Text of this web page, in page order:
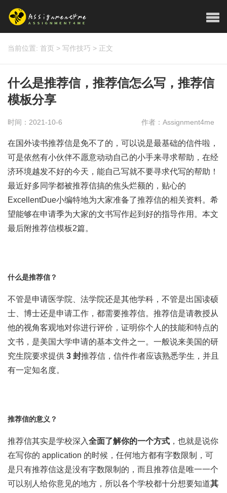
当前位置: 首页 > 写作技巧 > 正文
什么是推荐信，推荐信怎么写，推荐信
模板分享
时间：2021-10-6 作者：Assignment4me
在国外读书推荐信是免不了的，可以说是最基础的信件啦，
可是依然有小伙伴不愿意动动自己的小手来寻求帮助，在经
济环境越发不好的今天，能自己写就不要寻求代写的帮助！
最近好多同学都被推荐信搞的焦头烂额的，贴心的
ExcellentDue小编特地为大家准备了推荐信的相关资料。希
望能够在申请季为大家的文书写作起到好的指导作用。本文
最后附推荐信模板2篇。
什么是推荐信？
不管是申请医学院、法学院还是其他学科，不管是出国读硕
士、博士还是申请工作，都需要推荐信。推荐信是请教授从
他的视角客观地对你进行评价，证明你个人的技能和特点的
文书，是美国大学申请的基本文件之一。一般说来美国的研
究生院要求提供 3 封推荐信，信件作者应该熟悉学生，并且
有一定知名度。
推荐信的意义？
推荐信其实是学校深入全面了解你的一个方式 ，也就是说你
在写你的 application 的时候，任何地方都有字数限制，可
是只有推荐信这是没有字数限制的，而且推荐信是唯一一个
可以别人给你意见的地方，所以各个学校都十分想要知道其